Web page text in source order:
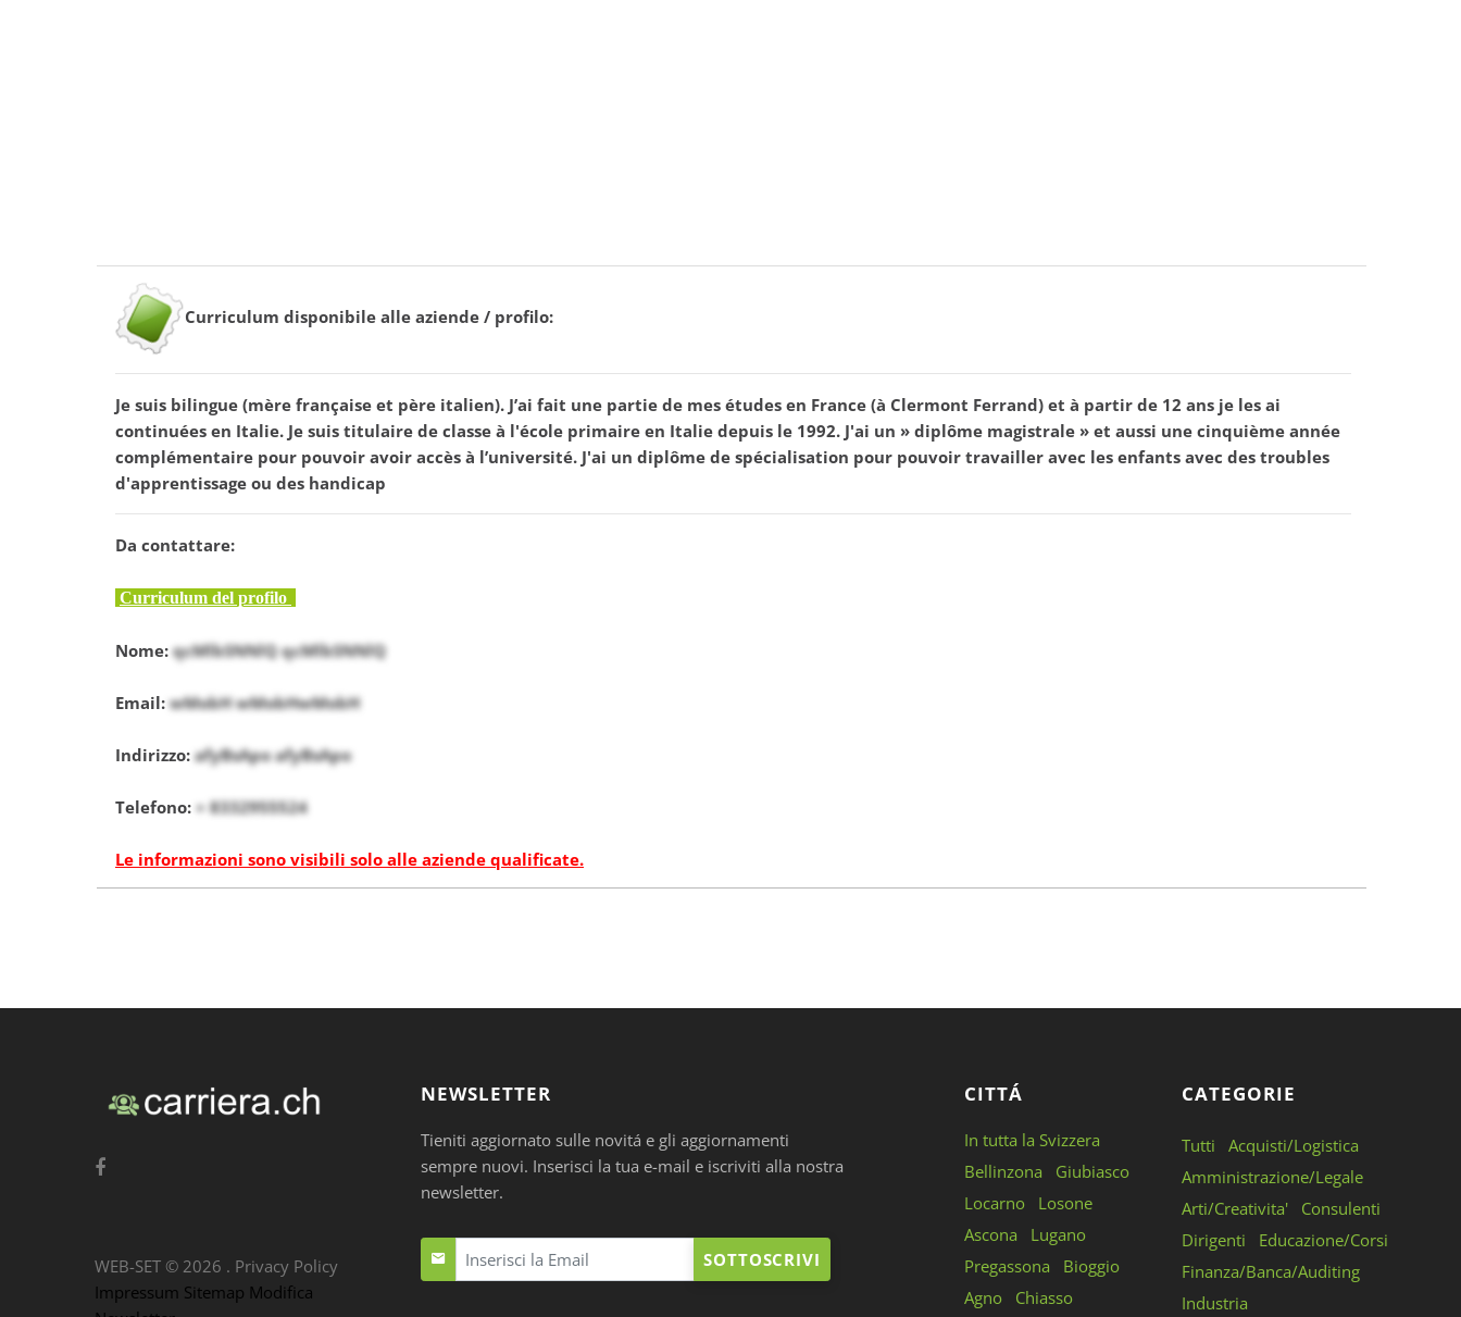
Curriculum disponibile alle aziende / profilo:
Je suis bilingue (mère française et père italien). J’ai fait une partie de mes études en France (à Clermont Ferrand) et à partir de 12 ans je les ai
continuées en Italie. Je suis titulaire de classe à l'école primaire en Italie depuis le 1992. J'ai un » diplôme magistrale » et aussi une cinquième année
complémentaire pour pouvoir avoir accès à l’université. J'ai un diplôme de spécialisation pour pouvoir travailler avec les enfants avec des troubles
d'apprentissage ou des handicap
Da contattare:
Curriculum del profilo
Nome:qcMlbSNNlQ qcMlbSNNlQ
Email:wMobH wMobHwMobH
Indirizzo:afyBsApo afyBsApo
Telefono: + 8332955524
Le informazioni sono visibili solo alle aziende qualificate.
NEWSLETTER
Tieniti aggiornato sulle novitá e gli aggiornamenti
sempre nuovi. Inserisci la tua e-mail e iscriviti alla nostra
newsletter.
SOTTOSCRIVI
CITTÁ
In tutta la Svizzera
Bellinzona
Giubiasco
Locarno
Losone
Ascona
Lugano
Pregassona
Bioggio
Agno
Chiasso
CATEGORIE
Tutti
Acquisti/Logistica
Amministrazione/Legale
Arti/Creativita'
Consulenti
Dirigenti
Educazione/Corsi
Finanza/Banca/Auditing
Industria
WEB-SET © 2026 . Privacy Policy
Impressum Sitemap Modifica